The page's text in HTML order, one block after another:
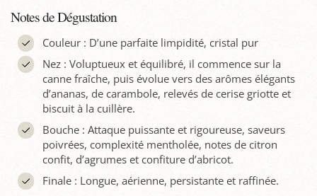
Notes de Dégustation
Couleur : D’une parfaite limpidité, cristal pur
Nez : Voluptueux et équilibré, il commence sur la
canne fraîche, puis évolue vers des arômes élégants
d’ananas, de carambole, relevés de cerise griotte et
biscuit à la cuillère.
Bouche : Attaque puissante et rigoureuse, saveurs
poivrées, complexité mentholée, notes de citron
confit, d’agrumes et confiture d’abricot.
Finale : Longue, aérienne, persistante et raffinée.